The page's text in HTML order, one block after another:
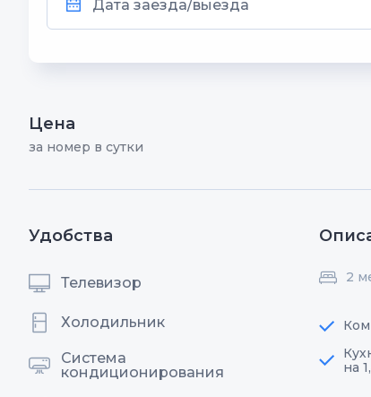
Цена
за номер в сутки
Удобства
Телевизор
Холодильник
Система
кондиционирования
2
на